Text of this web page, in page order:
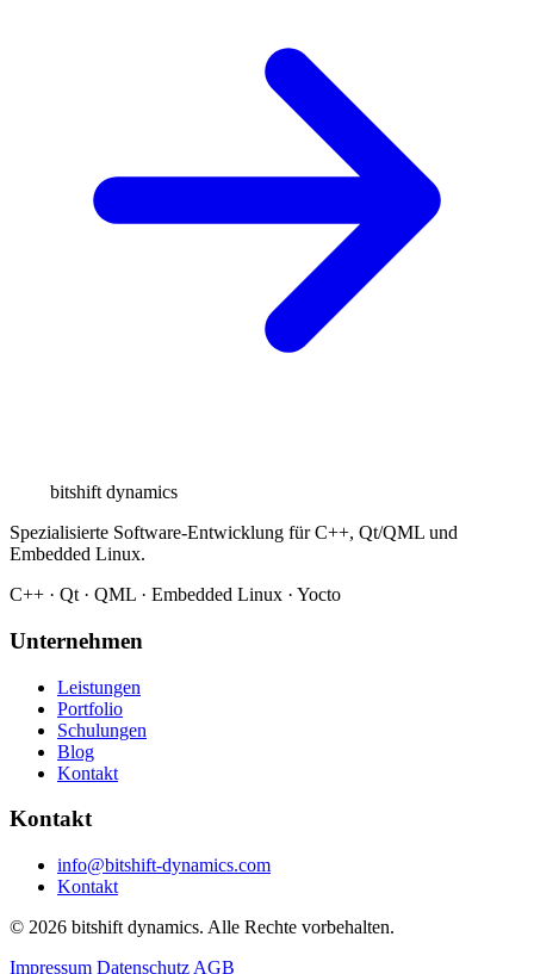
bitshift dynamics
Spezialisierte Software-Entwicklung für C++, Qt/QML und
Embedded Linux.
C++ · Qt · QML · Embedded Linux · Yocto
Unternehmen
Leistungen
Portfolio
Schulungen
Blog
Kontakt
Kontakt
info@bitshift-dynamics.com
Kontakt
© 2026 bitshift dynamics. Alle Rechte vorbehalten.
Impressum Datenschutz AGB